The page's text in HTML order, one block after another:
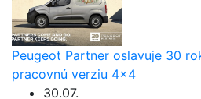
Peugeot Partner oslavuje 30
pracovnú verziu 4×4
30.07.